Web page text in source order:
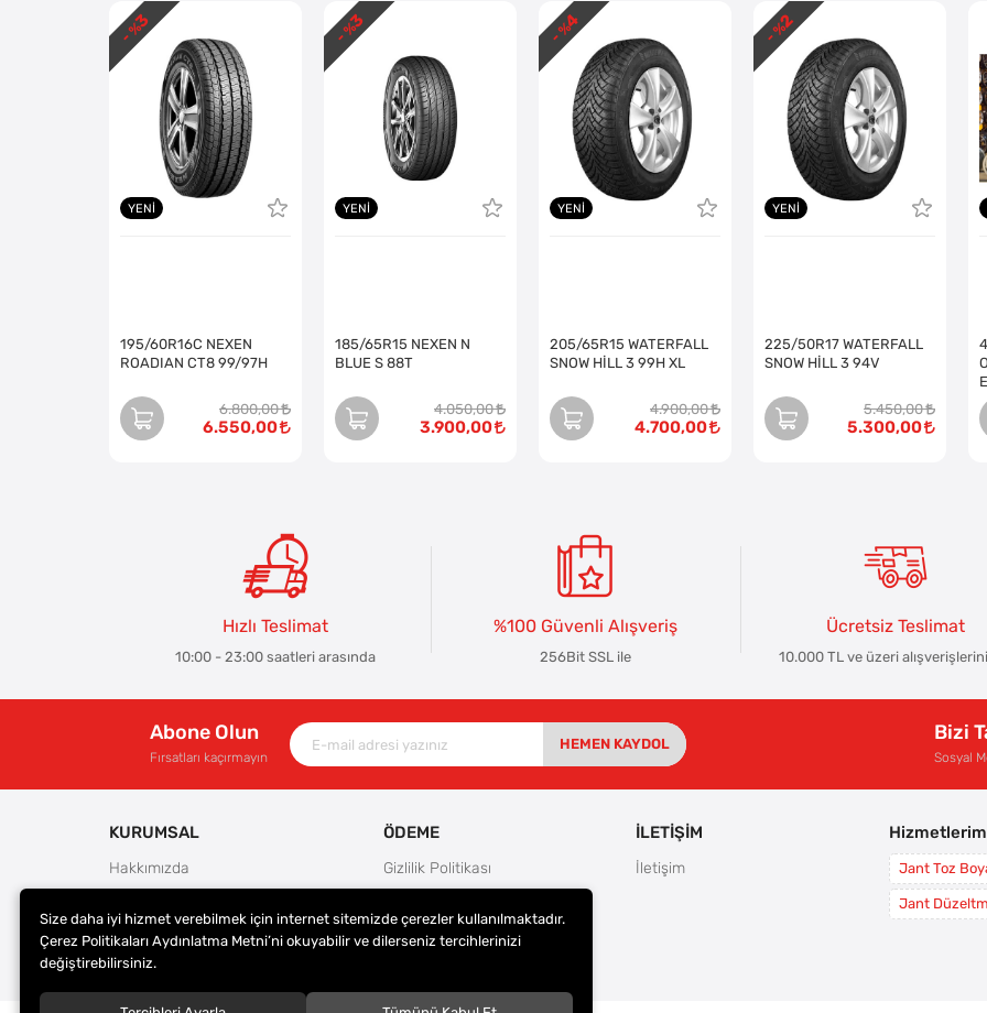
YENI
195/60R16C NEXEN
ROADIAN CT8 99/97H
6.800,00
6.550,00
- %
3
YENI
185/65R15 NEXEN N
BLUE S 88T
4.050,00
3.900,00
- %
3
YENI
205/65R15 WATERFALL
SNOW HİLL 3 99H XL
4.900,00
4.700,00
- %
4
YENI
225/50R17 WATERFALL
SNOW HİLL 3 94V
5.450,00
5.300,00
- %
2
Hızlı Teslimat
10:00 - 23:00 saatleri arasında
%100 Güvenli Alışveriş
256Bit SSL ile
Ücretsiz Teslimat
10.000 TL ve üzeri
Abone Olun
Fırsatları kaçırmayın
HEMEN KAYDOL
Bizi
Sosyal
KURUMSAL
Hakkımızda
Teslimat ve İade Şartları
Kargo Seçenekleri
ÖDEME
Gizlilik Politikası
Ödeme Seçenekleri
İLETİŞİM
İletişim Jant Toz
Jant
Size daha iyi hizmet verebilmek için internet sitemizde çerezler kullanılmaktadır.
Çerez Politikaları Aydınlatma Metni’ni okuyabilir ve dilerseniz tercihlerinizi
değiştirebilirsiniz.